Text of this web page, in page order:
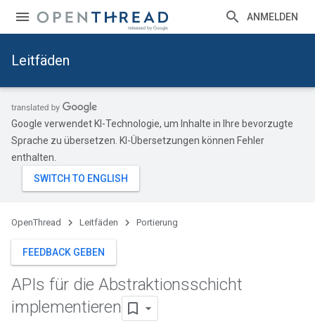
ANMELDEN
Leitfäden
Google verwendet KI-Technologie, um Inhalte in Ihre bevorzugte
Sprache zu übersetzen. KI-Übersetzungen können Fehler
enthalten.
OpenThread Leitfäden Portierung
FEEDBACK GEBEN
APIs für die Abstraktionsschicht
implementieren